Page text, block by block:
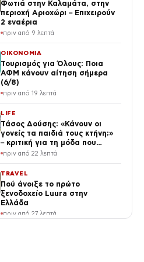
Φωτιά στην Καλαμάτα, στην
περιοχή Αριοχώρι – Επιχειρούν
2 εναέρια
πριν από 9 λεπτά
ΟΙΚΟΝΟΜΙΑ
Τουρισμός για Όλους: Ποια
ΑΦΜ κάνουν αίτηση σήμερα
(6/8)
πριν από 19 λεπτά
LIFE
Τάσος Δούσης: «Κάνουν οι
γονείς τα παιδιά τους κτήνη;»
– κριτική για τη μόδα που
καταστρέφει τη νέα γενιά
πριν από 22 λεπτά
TRAVEL
Πού άνοιξε το πρώτο
ξενοδοχείο Luura στην
Ελλάδα
πριν από 27 λεπτά